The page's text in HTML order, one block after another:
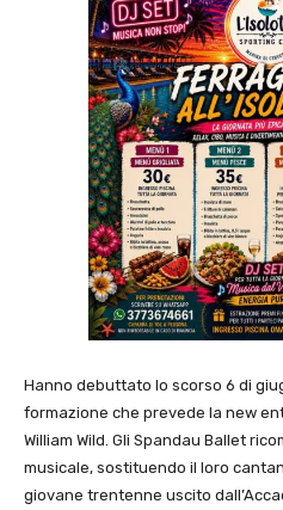
Hanno debuttato lo scorso 6 di
formazione che prevede la new
William Wild. Gli Spandau Ballet
musicale, sostituendo il loro
giovane trentenne uscito